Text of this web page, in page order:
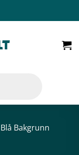
Blå Bakgrunn